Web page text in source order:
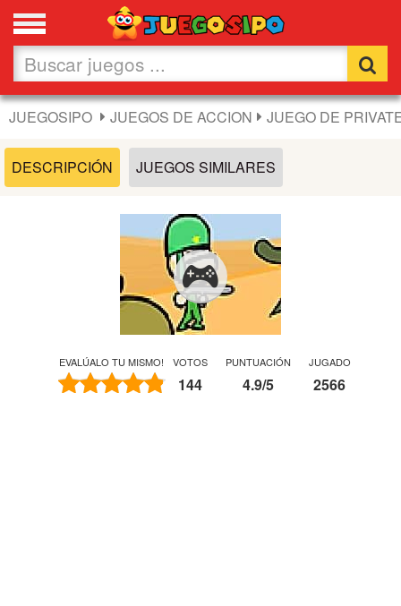
Favoritos
Nuevos
Flash
Chicas
Fútbol
JUEGOSIPO JUEGOS DE ACCION JUEGO DE
DESCRIPCIÓN JUEGOS SIMILARES
EVALÚALO TU MISMO! VOTOS
144
PUNTUACIÓN
4.9/5
JUGADO
2566